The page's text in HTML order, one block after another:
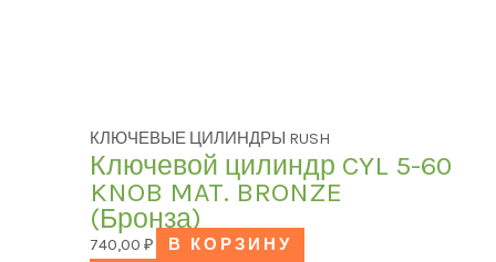
КЛЮЧЕВЫЕ ЦИЛИНДРЫ RUSH
Ключевой цилиндр CYL 5-60
KNOB MAT. BRONZE
(Бронза)
740,00 ₽
В КОРЗИНУ